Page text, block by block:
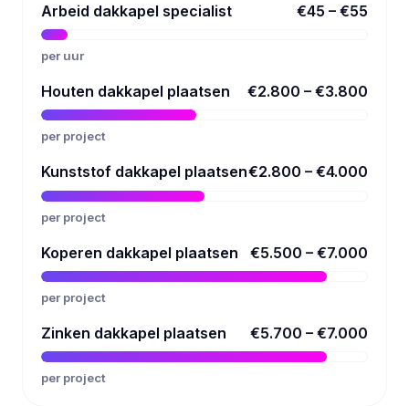
Arbeid dakkapel specialist €45 – €55
per uur
Houten dakkapel plaatsen €2.800 – €3.800
per project
Kunststof dakkapel plaatsen€2.800 – €4.000
per project
Koperen dakkapel plaatsen €5.500 – €7.000
per project
Zinken dakkapel plaatsen €5.700 – €7.000
per project